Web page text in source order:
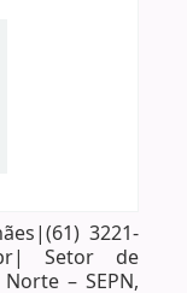
3221-
Setor de
– SEPN,